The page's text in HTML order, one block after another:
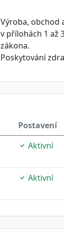
Výroba, obchod
v přílohách 1 až
zákona.
Poskytování
Postavení
Aktivní
Aktivní